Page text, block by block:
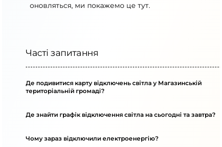
оновляться, ми покажемо це тут.
Часті запитання
Де подивитися карту відключень світла у Магазинській
територіальній громаді?
Де знайти графік відключення світла на сьогодні та завтра?
Чому зараз відключили електроенергію?